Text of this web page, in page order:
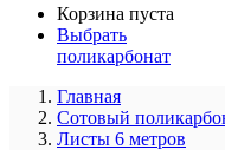
Корзина пуста
Выбрать
поликарбонат
Главная
Сотовый
Листы 6 метров